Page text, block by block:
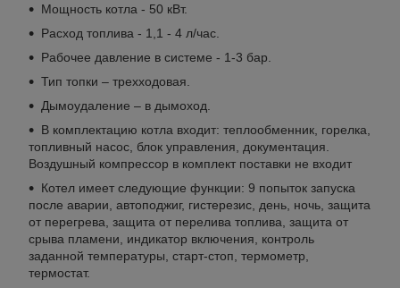
Мощность котла - 50 кВт.
Расход топлива - 1,1 - 4 л/час.
Рабочее давление в системе - 1-3 бар.
Тип топки – трехходовая.
Дымоудаление – в дымоход.
В комплектацию котла входит: теплообменник, горелка,
топливный насос, блок управления, документация.
Воздушный компрессор в комплект поставки не входит
Котел имеет следующие функции: 9 попыток запуска
после аварии, автоподжиг, гистерезис, день, ночь, защита
от перегрева, защита от перелива топлива, защита от
срыва пламени, индикатор включения, контроль
заданной температуры, старт-стоп, термометр,
термостат.